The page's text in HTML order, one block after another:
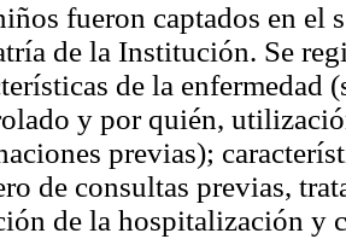
fueron captados en el
de la Institución. Se
de la enfermedad
y por quién,
previas);
de consultas previas,
de la hospitalización y